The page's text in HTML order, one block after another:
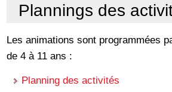
Plannings des
Les animations sont programmées
de 4 à 11 ans :
Planning des activités